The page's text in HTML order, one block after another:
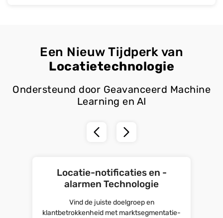
Een Nieuw Tijdperk van
Locatietechnologie
Ondersteund door Geavanceerd Machine
Learning en AI
Locatie-notificaties en -
alarmen Technologie
Vind de juiste doelgroep en
klantbetrokkenheid met marktsegmentatie-